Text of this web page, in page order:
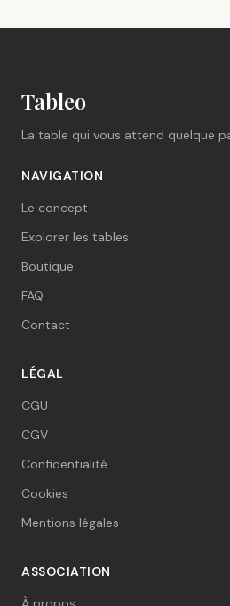
Tableo
La table qui vous attend quelque
NAVIGATION
Le concept
Explorer les tables
Boutique
FAQ
Contact
LÉGAL
CGU
CGV
Confidentialité
Cookies
Mentions légales
ASSOCIATION